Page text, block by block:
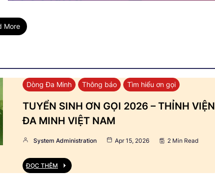
More
Dòng Đa Minh Thông báo Tìm hiểu ơn gọi
TUYỂN SINH ƠN GỌI 2026 – THỈNH VIỆN
ĐA MINH VIỆT NAM
System Administration Apr 15, 2026 2 Min Read
ĐỌC THÊM